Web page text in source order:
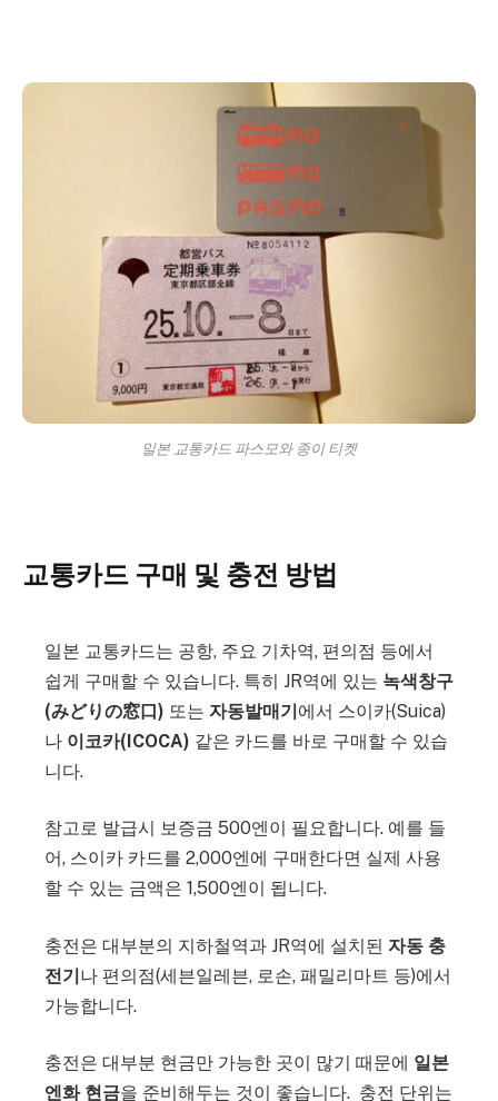
일본 교통카드 파스모와 종이 티켓
교통카드 구매 및 충전 방법
일본 교통카드는 공항, 주요 기차역, 편의점 등에서
쉽게 구매할 수 있습니다. 특히 JR역에 있는 녹색창구
(みどりの窓口) 또는 자동발매기에서 스이카(Suica)
나 이코카(ICOCA) 같은 카드를 바로 구매할 수 있습
니다.
참고로 발급시 보증금 500엔이 필요합니다. 예를 들
어, 스이카 카드를 2,000엔에 구매한다면 실제 사용
할 수 있는 금액은 1,500엔이 됩니다.
충전은 대부분의 지하철역과 JR역에 설치된 자동 충
전기나 편의점(세븐일레븐, 로손, 패밀리마트 등)에서
가능합니다.
충전은 대부분 현금만 가능한 곳이 많기 때문에 일본
엔화 현금을 준비해두는 것이 좋습니다. 충전 단위는